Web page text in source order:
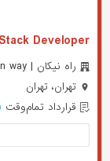
Developer
راه نیکان | Nikan way
تهران، تهران
قرارداد تمام‌وقت